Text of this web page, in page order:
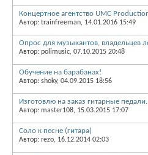
Концертное агентство UMC
Автор: trainfreeman, 14.01.2016 15:49
Опрос для музыкантов, владельцев
Автор: polimusic, 07.10.2015 20:48
Обучение на барабанах!
Автор: shoky, 04.09.2015 18:56
Изготовлю на заказ гитарные педали.
Автор: master108, 15.03.2015 17:07
Соло к песне (гитара)
Автор: rezo, 16.12.2014 02:03